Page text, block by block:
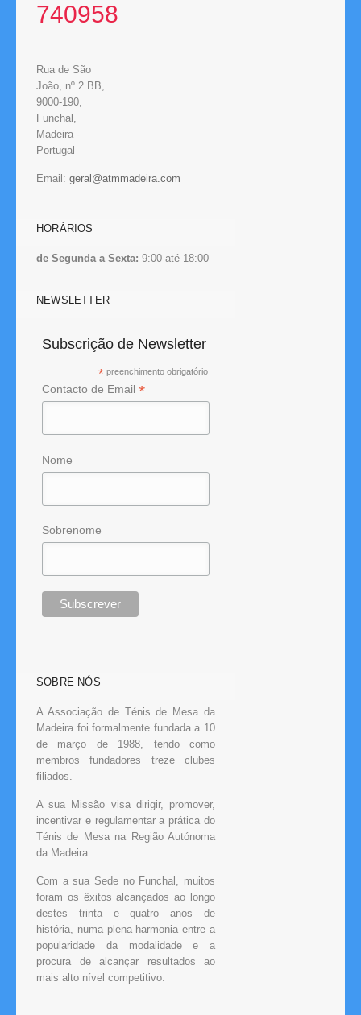
740958
Rua de São
João, nº 2 BB,
9000-190,
Funchal,
Madeira -
Portugal
Email:
HORÁRIOS
de Segunda a Sexta: 9:00 até 18:00
NEWSLETTER
Subscrição de Newsletter
* preenchimento obrigatório
Contacto de Email *
Nome
Sobrenome
SOBRE NÓS
A Associação de Ténis de Mesa da
Madeira foi formalmente fundada a 10
de março de 1988, tendo como
membros fundadores treze clubes
filiados.
A sua Missão visa dirigir, promover,
incentivar e regulamentar a prática do
Ténis de Mesa na Região Autónoma
da Madeira.
Com a sua Sede no Funchal, muitos
foram os êxitos alcançados ao longo
destes trinta e quatro anos de
história, numa plena harmonia entre a
popularidade da modalidade e a
procura de alcançar resultados ao
mais alto nível competitivo.